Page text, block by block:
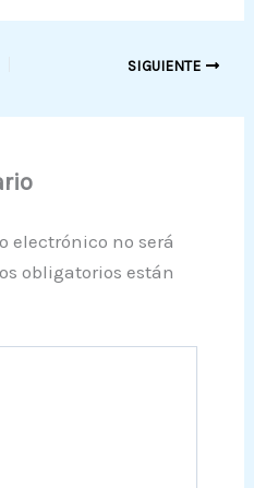
SIGUIENTE
electrónico no será
obligatorios están